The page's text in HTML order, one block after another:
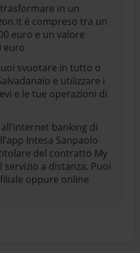
in un
è compreso tra un
euro e un valore
euro
svuotare in tutto o
e utilizzare i
e le tue operazioni di
banking di
Intesa Sanpaolo
del contratto My
servizio a distanza. Puoi
oppure online